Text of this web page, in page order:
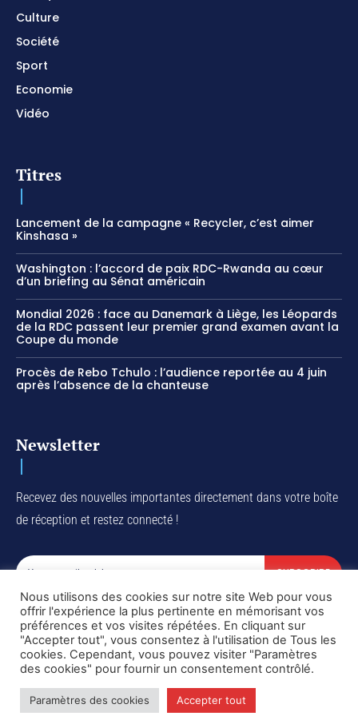
Culture
Société
Sport
Economie
Vidéo
Titres
Lancement de la campagne « Recycler, c’est aimer
Kinshasa »
Washington : l’accord de paix RDC-Rwanda au cœur
d’un briefing au Sénat américain
Mondial 2026 : face au Danemark à Liège, les Léopards
de la RDC passent leur premier grand examen avant la
Coupe du monde
Procès de Rebo Tchulo : l’audience reportée au 4 juin
après l’absence de la chanteuse
Newsletter
Recevez des nouvelles importantes directement dans votre boîte
de réception et restez connecté !
SUBSCRIBE
I've read and accept thePrivacy Policy.
Copyright © DiaspoRDC. All rights reserved
Nous utilisons des cookies sur notre site Web pour vous
offrir l'expérience la plus pertinente en mémorisant vos
préférences et vos visites répétées. En cliquant sur
"Accepter tout", vous consentez à l'utilisation de Tous les
cookies. Cependant, vous pouvez visiter "Paramètres
des cookies" pour fournir un consentement contrôlé.
Paramètres des cookies Accepter tout